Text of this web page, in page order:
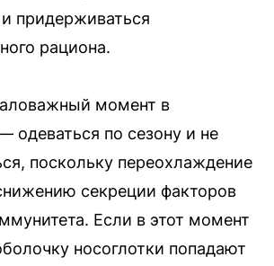
придерживаться
рациона.
момент в
одеваться по сезону и не
поскольку переохлаждение
секреции факторов
Если в этот момент
носоглотки попадают